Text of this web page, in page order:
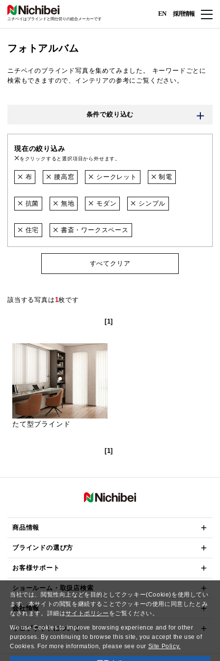
当社では、閲覧性向上などを目的としてクッキー(Cookie)を使用してい
ます。本サイトの閲覧を継続することでクッキーの使用に同意したとみ
なされます。詳細はサイトポリシー をご覧ください。
We use Cookies to improve browsing experience and for other
purposes. By continuing to browse this site, you accept the use of
Cookies. For more information, please see our Site Policy.
ニチベイはブラインドと間仕切りの総合メーカーです
EN 採用情報
フォトアルバム
ニチベイのブラインド写真を集めてみました。
キーワードごとに
検索もできますので、インテリアの参考にご覧ください。
条件で絞り込む
現在の絞り込み
をクリックすると選択項目から外せます。
布 腰高窓 シークレット 制電
抗菌 無地 モダン シンプル
住宅 書斎・ワークスペース
すべてクリア
該当する写真は1枚です
[1]
たて型ブラインド
[1]
商品情報
ブラインドの選び方
お客様サポート
ショールーム・取扱店検索
会社情報
ウェブサイトについて